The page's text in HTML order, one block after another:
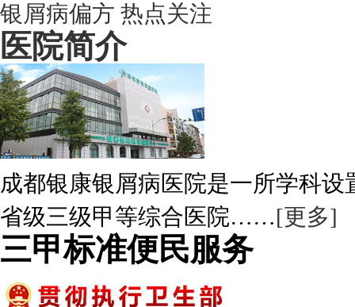
银屑病偏方 热点关注
医院简介
成都银康银屑病医院是一所学科
省级三级甲等综合医院……[更多]
三甲标准便民服务